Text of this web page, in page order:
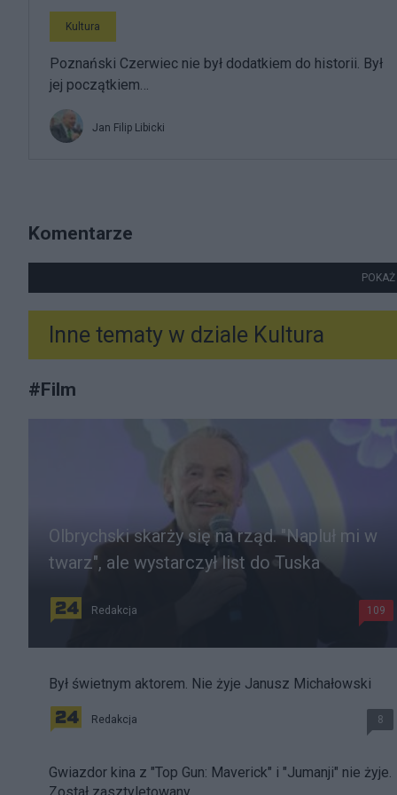
Kultura
Poznański Czerwiec nie był dodatkiem do historii. Był
jej początkiem…
Jan Filip Libicki
Komentarze
Inne tematy w dziale Kultura
#Film
Olbrychski skarży się na rząd. "Napluł mi w
twarz", ale wystarczył list do Tuska
Redakcja 109
Był świetnym aktorem. Nie żyje Janusz Michałowski
Redakcja 8
Gwiazdor kina z "Top Gun: Maverick" i "Jumanji" nie żyje.